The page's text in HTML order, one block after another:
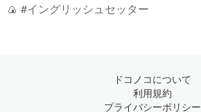
🍙 #イングリッシュセッター
ドコノコについて
利用規約
プライバシーポリシー